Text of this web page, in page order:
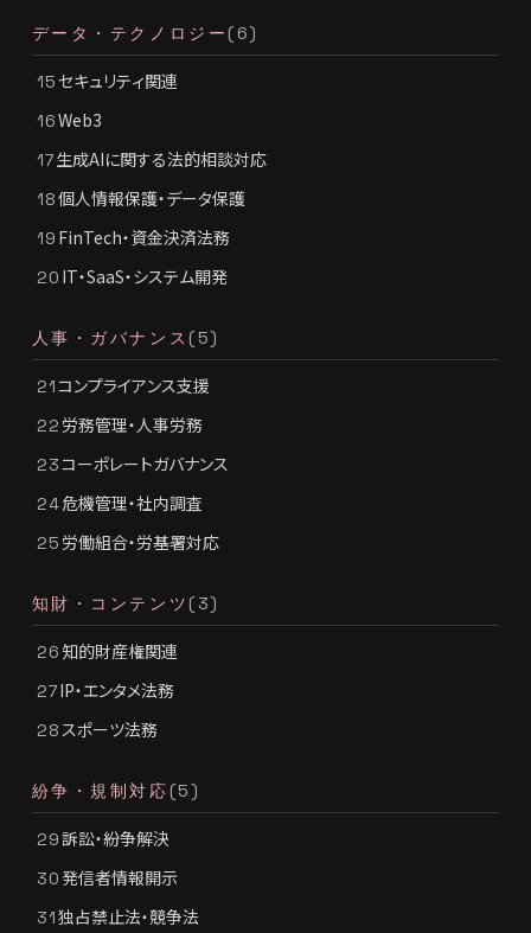
データ・テクノロジー (6)
15セキュリティ関連
16Web3
17生成AIに関する法的相談対応
18個人情報保護・データ保護
19 FinTech・資金決済法務
20 IT・SaaS・システム開発
人事・ガバナンス (5)
21コンプライアンス支援
22 労務管理・人事労務
23コーポレートガバナンス
24危機管理・社内調査
25 労働組合・労基署対応
知財・コンテンツ (3)
26 知的財産権関連
27IP・エンタメ法務
28スポーツ法務
紛争・規制対応 (5)
29訴訟・紛争解決
30 発信者情報開示
31独占禁止法・競争法